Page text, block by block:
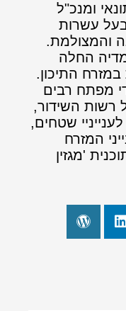
ומנכ"ל
עשרות
והמצולמת.
החלה
במזרח התיכון.
מפתח רבים
רשות השידור,
שטחים,
המזרח
'מגזין